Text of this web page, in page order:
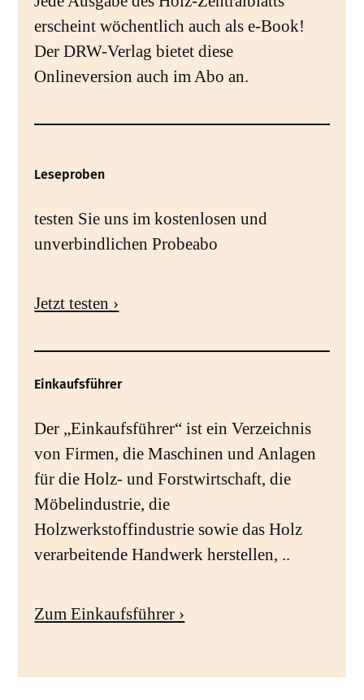
erscheint wöchentlich auch als e-Book!
Der DRW-Verlag bietet diese
Onlineversion auch im Abo an.
Leseproben
testen Sie uns im kostenlosen und
unverbindlichen Probeabo
Jetzt testen ›
Einkaufsführer
Der „Einkaufsführer“ ist ein Verzeichnis
von Firmen, die Maschinen und Anlagen
für die Holz- und Forstwirtschaft, die
Möbelindustrie, die
Holzwerkstoffindustrie sowie das Holz
verarbeitende Handwerk herstellen, ..
Zum Einkaufsführer ›